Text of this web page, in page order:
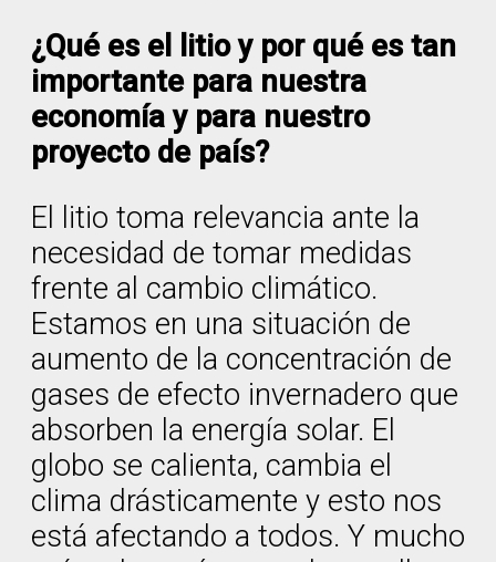
¿Qué es el litio y por qué es tan
importante para nuestra
economía y para nuestro
proyecto de país?
El litio toma relevancia ante la
necesidad de tomar medidas
frente al cambio climático.
Estamos en una situación de
aumento de la concentración de
gases de efecto invernadero que
absorben la energía solar. El
globo se calienta, cambia el
clima drásticamente y esto nos
está afectando a todos. Y mucho